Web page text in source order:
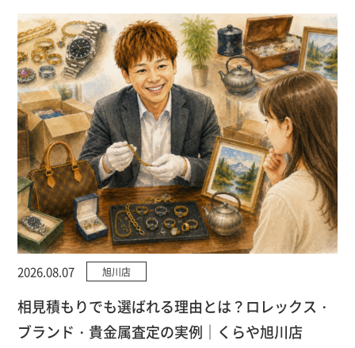
2026.08.07 旭川店
相見積もりでも選ばれる理由とは？ロレックス・
ブランド・貴金属査定の実例｜くらや旭川店